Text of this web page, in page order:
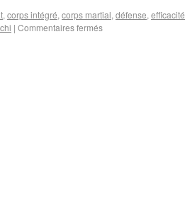
, corps intégré, corps martial, défense, efficacité
| Commentaires fermés